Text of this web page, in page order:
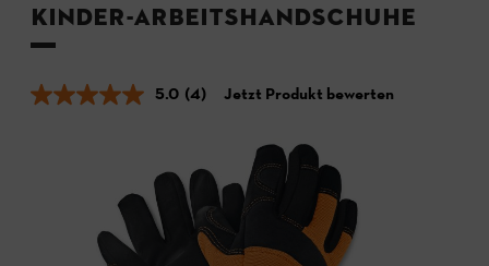
Kinder-Arbeitshandschuhe
5.0 (4) Jetzt Produkt bewerten